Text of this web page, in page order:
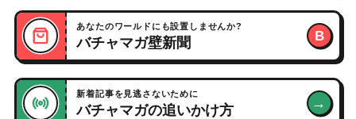
あなたのワールドにも設置しませんか?
バチャマガ壁新聞 B
新着記事を見逃さないために
バチャマガの追いかけ方 →